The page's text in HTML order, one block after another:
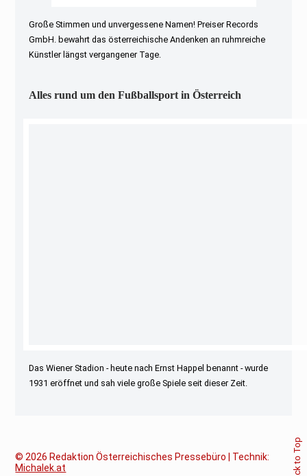
Große Stimmen und unvergessene Namen! Preiser Records
GmbH. bewahrt das österreichische Andenken an ruhmreiche
Künstler längst vergangener Tage.
Alles rund um den Fußballsport in Österreich
Das Wiener Stadion - heute nach Ernst Happel benannt - wurde
1931 eröffnet und sah viele große Spiele seit dieser Zeit.
© 2026 Redaktion Österreichisches Pressebüro | Technik:
Michalek.at
Back to Top